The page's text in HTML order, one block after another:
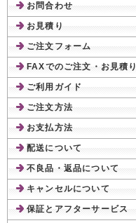
お問合わせ
お見積り
ご注文フォーム
FAXでのご注文・お見積り
ご利用ガイド
ご注文方法
お支払方法
配送について
不良品・返品について
キャンセルについて
保証とアフターサービス